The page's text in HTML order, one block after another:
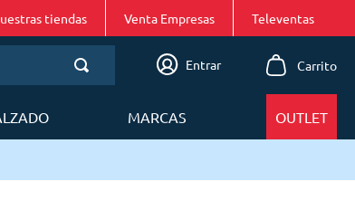
tiendas Venta Empresas
Entrar
MARCAS OUTLET